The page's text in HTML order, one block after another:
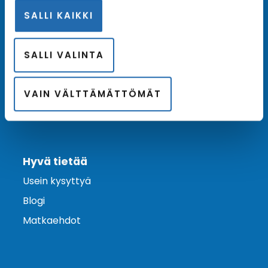
SALLI KAIKKI
SALLI VALINTA
VAIN VÄLTTÄMÄTTÖMÄT
Ota yhteyttä
Asiakaspalvelu
Lähetä tarjouspyyntö
Varaa risteily
Hyvä tietää
Usein kysyttyä
Blogi
Matkaehdot